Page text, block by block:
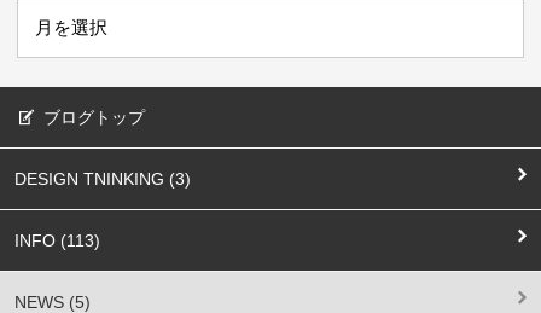
ブログトップ
DESIGN TNINKING (3)
INFO (113)
NEWS (5)